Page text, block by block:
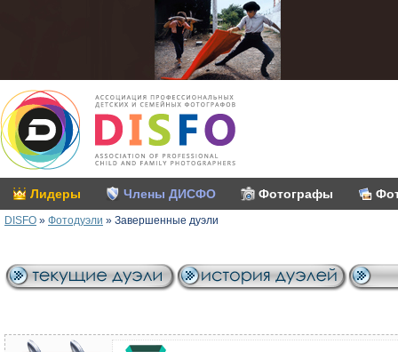
Лидеры Члены ДИСФО Фотографы
DISFO » Фотодуэли » Завершенные дуэли